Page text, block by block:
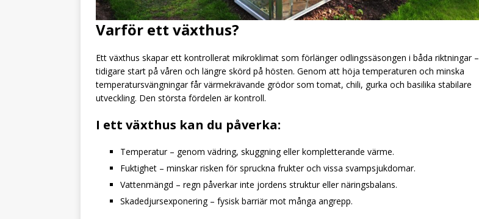
Varför ett växthus?
Ett växthus skapar ett kontrollerat mikroklimat som förlänger odlingssäsongen i båda riktningar –
tidigare start på våren och längre skörd på hösten. Genom att höja temperaturen och minska
temperatursvängningar får värmekrävande grödor som tomat, chili, gurka och basilika stabilare
utveckling. Den största fördelen är kontroll.
I ett växthus kan du påverka:
Temperatur – genom vädring, skuggning eller kompletterande värme.
Fuktighet – minskar risken för spruckna frukter och vissa svampsjukdomar.
Vattenmängd – regn påverkar inte jordens struktur eller näringsbalans.
Skadedjursexponering – fysisk barriär mot många angrepp.